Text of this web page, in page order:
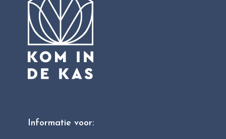
Informatie voor: